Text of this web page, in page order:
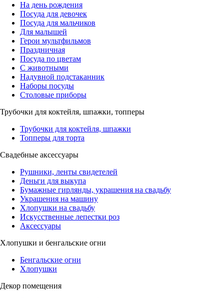
На день рождения
Посуда для девочек
Посуда для мальчиков
Для малышей
Герои мультфильмов
Праздничная
Посуда по цветам
С животными
Надувной подстаканник
Наборы посуды
Столовые приборы
Трубочки для коктейля, шпажки, топперы
Трубочки для коктейля, шпажки
Топперы для торта
Свадебные аксессуары
Рушники, ленты свидетелей
Деньги для выкупа
Бумажные гирлянды, украшения на свадьбу
Украшения на машину
Хлопушки на свадьбу
Искусственные лепестки роз
Аксессуары
Хлопушки и бенгальские огни
Бенгальские огни
Хлопушки
Декор помещения